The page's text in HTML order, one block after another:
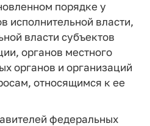
порядке у
исполнительной власти,
власти субъектов
органов местного
органов и организаций
относящимся к ее
федеральных